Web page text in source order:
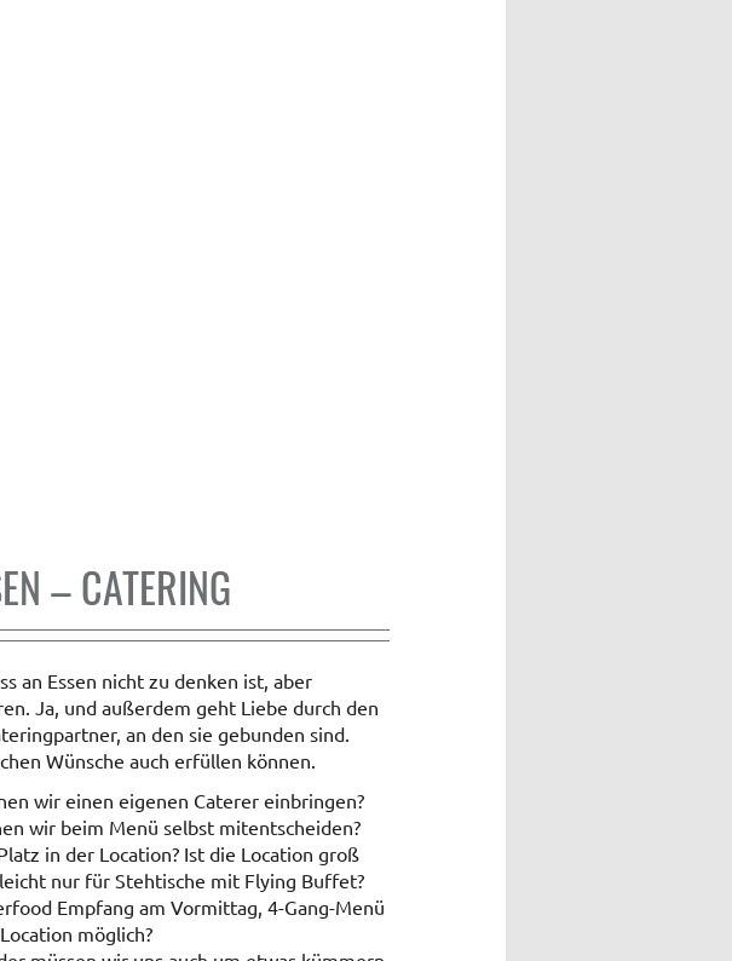
– CATERING
an Essen nicht zu denken ist, aber
Ja, und außerdem geht Liebe durch den
an den sie gebunden sind.
Wünsche auch erfüllen können.
wir einen eigenen Caterer einbringen?
wir beim Menü selbst mitentscheiden?
in der Location? Ist die Location groß
nur für Stehtische mit Flying Buffet?
Empfang am Vormittag, 4-Gang-Menü
möglich?